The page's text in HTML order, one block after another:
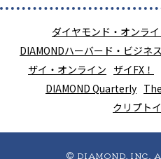
宮崎県
鹿児島県
針盤
ダイヤモンド・オンラ
DIAMONDハーバード・ビジネ
ザイ・オンライン ザイFX！
DIAMOND Quarterly
クリプト
© DIAMOND, INC.